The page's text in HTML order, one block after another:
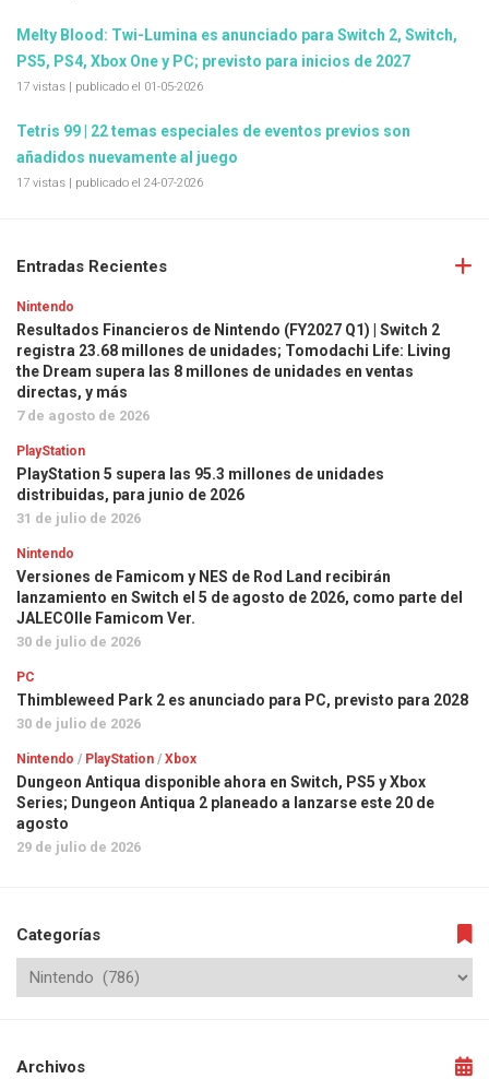
Melty Blood: Twi-Lumina es anunciado para Switch 2, Switch,
PS5, PS4, Xbox One y PC; previsto para inicios de 2027
17 vistas publicado el 01-05-2026
Tetris 99 | 22 temas especiales de eventos previos son
añadidos nuevamente al juego
17 vistas publicado el 24-07-2026
Entradas Recientes
Nintendo
Resultados Financieros de Nintendo (FY2027 Q1) | Switch 2
registra 23.68 millones de unidades; Tomodachi Life: Living
the Dream supera las 8 millones de unidades en ventas
directas, y más
7 de agosto de 2026
PlayStation
PlayStation 5 supera las 95.3 millones de unidades
distribuidas, para junio de 2026
31 de julio de 2026
Nintendo
Versiones de Famicom y NES de Rod Land recibirán
lanzamiento en Switch el 5 de agosto de 2026, como parte del
JALECOlle Famicom Ver.
30 de julio de 2026
PC
Thimbleweed Park 2 es anunciado para PC, previsto para 2028
30 de julio de 2026
Nintendo / PlayStation / Xbox
Dungeon Antiqua disponible ahora en Switch, PS5 y Xbox
Series; Dungeon Antiqua 2 planeado a lanzarse este 20 de
agosto
29 de julio de 2026
Categorías
Archivos